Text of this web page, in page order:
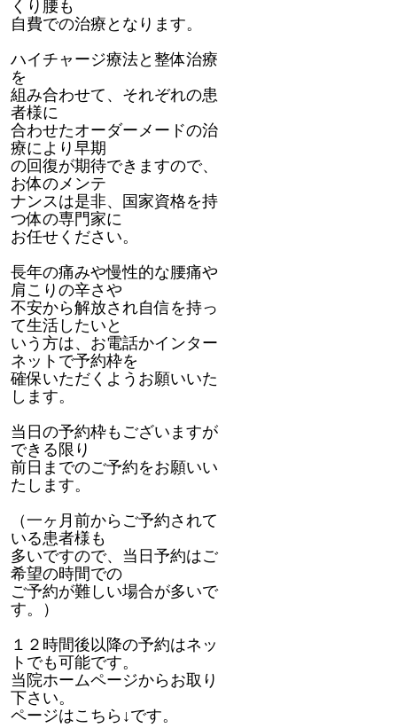
くり腰も
自費での治療となります。
ハイチャージ療法と整体治療
を
組み合わせて、それぞれの患
者様に
合わせたオーダーメードの治
療により早期
の回復が期待できますので、
お体のメンテ
ナンスは是非、国家資格を持
つ体の専門家に
お任せください。
長年の痛みや慢性的な腰痛や
肩こりの辛さや
不安から解放され自信を持っ
て生活したいと
いう方は、お電話かインター
ネットで予約枠を
確保いただくようお願いいた
します。
当日の予約枠もございますが
できる限り
前日までのご予約をお願いい
たします。
（一ヶ月前からご予約されて
いる患者様も
多いですので、当日予約はご
希望の時間での
ご予約が難しい場合が多いで
す。）
１２時間後以降の予約はネッ
トでも可能です。
当院ホームページからお取り
下さい。
ページはこちら↓です。